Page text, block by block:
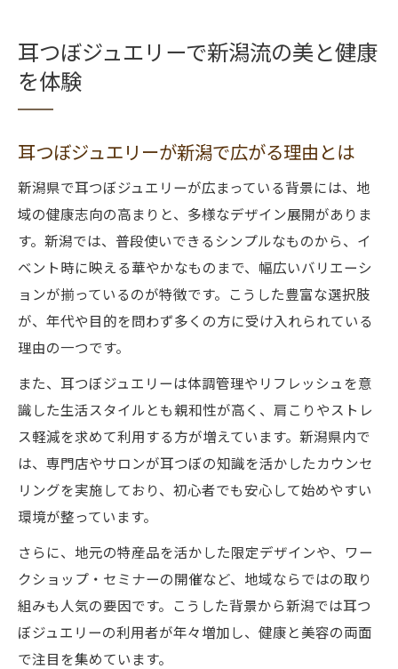
注目集まる新潟の耳つぼジュエリー選び方
耳つぼジュエリー選びで重視すべきポイン
新潟でおすすめの耳つぼジュエリーの特徴
自分に合う耳つぼジュエリーの探し方のコ
ツ
耳つぼジュエリー選定で失敗しない方法
新潟の耳つぼジュエリー人気デザイン解説
健康意識に応える耳つぼジュエリー活用術
耳つぼジュエリーで健康維持を目指す方法
日常生活に耳つぼジュエリーを取り入れる
コツ
耳つぼジュエリーでリフレッシュ習慣を作
る
健康意識が高まる耳つぼジュエリーの使い
方
夫
耳つぼジュエリーなら新潟で理想の自分へ
耳つぼジュエリーが新潟で注目される理由
理想の自分を叶える耳つぼジュエリーの魅
耳つぼジュエリーで新潟流の美と健康
を体験
耳つぼジュエリーが新潟で広がる理由とは
新潟県で耳つぼジュエリーが広まっている背景には、地
域の健康志向の高まりと、多様なデザイン展開がありま
す。新潟では、普段使いできるシンプルなものから、イ
ベント時に映える華やかなものまで、幅広いバリエーシ
ョンが揃っているのが特徴です。こうした豊富な選択肢
が、年代や目的を問わず多くの方に受け入れられている
理由の一つです。
また、耳つぼジュエリーは体調管理やリフレッシュを意
識した生活スタイルとも親和性が高く、肩こりやストレ
ス軽減を求めて利用する方が増えています。新潟県内で
は、専門店やサロンが耳つぼの知識を活かしたカウンセ
リングを実施しており、初心者でも安心して始めやすい
環境が整っています。
さらに、地元の特産品を活かした限定デザインや、ワー
クショップ・セミナーの開催など、地域ならではの取り
組みも人気の要因です。こうした背景から新潟では耳つ
ぼジュエリーの利用者が年々増加し、健康と美容の両面
で注目を集めています。